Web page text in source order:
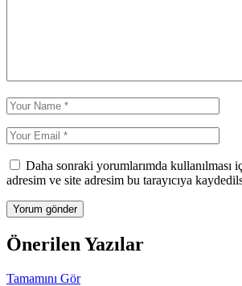
Daha sonraki yorumlarımda kullanılması
adresim ve site adresim bu tarayıcıya
Önerilen Yazılar
Tamamını Gör